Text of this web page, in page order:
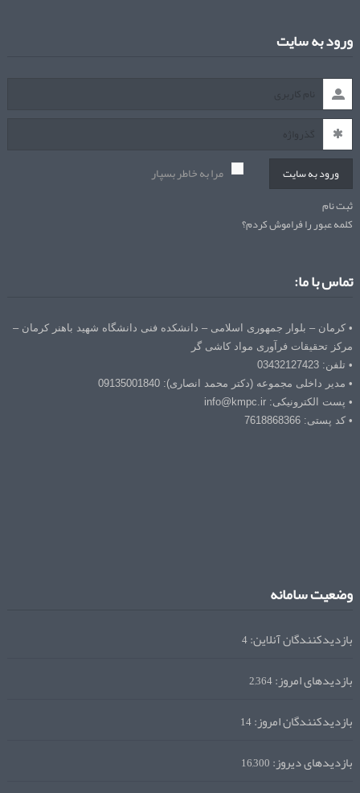
ورود به سایت
ورود به سایت مرا به خاطر بسپار
ثبت نام
کلمه عبور را فراموش کردم؟
تماس با ما:
• کرمان – بلوار جمهوری اسلامی – دانشکده فنی دانشگاه شهید باهنر کرمان –
مرکز تحقیقات فرآوری مواد کاشی گر
• تلفن: 03432127423
• مدیر داخلی مجموعه (دکتر محمد انصاری): 09135001840
• پست الکترونیکی: info@kmpc.ir
• کد پستی: 7618868366
وضعیت سامانه
بازدیدکنندگان آنلاین:4
بازدیدهای امروز:2,364
بازدیدکنندگان امروز:14
بازدیدهای دیروز:16,300